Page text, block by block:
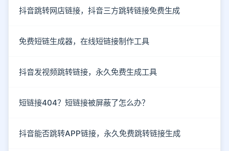
抖音跳转网店链接，抖音三方跳转链接免费生成
免费短链生成器，在线短链接制作工具
抖音发视频跳转链接，永久免费生成工具
短链接404？短链接被屏蔽了怎么办？
抖音能否跳转APP链接，永久免费跳转链接生成